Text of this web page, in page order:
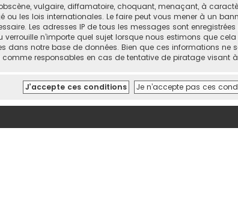
vulgaire, diffamatoire, choquant, menaçant, à
ou les lois internationales. Le faire peut vous mener à un
Les adresses IP de tous les messages sont
verrouille n’importe quel sujet lorsque nous estimons que
dans notre base de données. Bien que ces informations ne
comme responsables en cas de tentative de piratage visant